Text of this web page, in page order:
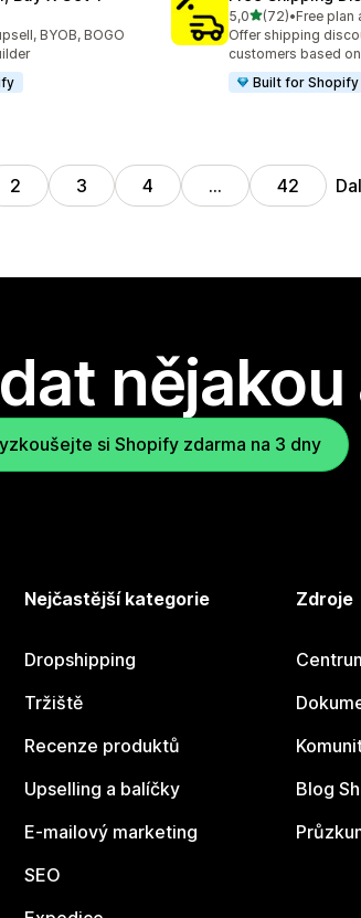
145
BYOB, BOGO
5,0z 5 hvězd
(72)
Celkový počet
•Free plan
Offer shipping
customers based
Built for Shopify
2 3 4 … 42
nějakou
si Shopify zdarma na 3 dny
Nejčastější kategorie
Dropshipping
Tržiště
Recenze produktů
Upselling a balíčky
E-mailový marketing
SEO
Zdroje
Blog